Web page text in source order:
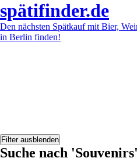
spätifinder.de
Den nächsten Spätkauf mit Bier,
in Berlin finden!
Filter ausblenden
Suche nach